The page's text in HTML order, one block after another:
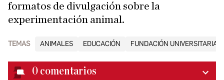
formatos de divulgación sobre la
experimentación animal.
TEMAS ANIMALES EDUCACIÓN FUNDACIÓN UNIVERSITARIA
0 comentarios